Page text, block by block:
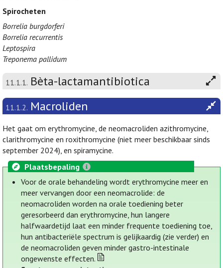
Spirocheten
Borrelia burgdorferi
Borrelia recurrentis
Leptospira
Treponema pallidum
11.1.1. Bèta-lactamantibiotica
11.1.2. Macroliden
Het gaat om erythromycine, de neomacroliden azithromycine,
clarithromycine en roxithromycine (niet meer beschikbaar sinds
september 2024), en spiramycine.
Plaatsbepaling
Voor de orale behandeling wordt erythromycine meer en
meer vervangen door een neomacrolide: de
neomacroliden worden na orale toediening beter
geresorbeerd dan erythromycine, hun langere
halfwaardetijd laat een minder frequente toediening toe,
hun antibacteriële spectrum is gelijkaardig (zie verder) en
de neomacroliden geven minder gastro-intestinale
ongewenste effecten.